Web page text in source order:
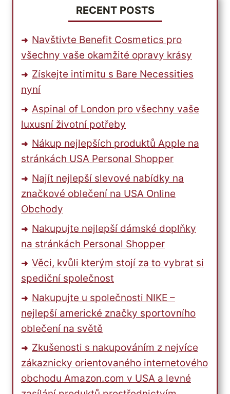
RECENT POSTS
Navštivte Benefit Cosmetics pro
všechny vaše okamžité opravy krásy
Získejte intimitu s Bare Necessities
nyní
Aspinal of London pro všechny vaše
luxusní životní potřeby
Nákup nejlepších produktů Apple na
stránkách USA Personal Shopper
Najít nejlepší slevové nabídky na
značkové oblečení na USA Online
Obchody
Nakupujte nejlepší dámské doplňky
na stránkách Personal Shopper
Věci, kvůli kterým stojí za to vybrat si
spediční společnost
Nakupujte u společnosti NIKE –
nejlepší americké značky sportovního
oblečení na světě
Zkušenosti s nakupováním z nejvíce
zákaznicky orientovaného internetového
obchodu Amazon.com v USA a levné